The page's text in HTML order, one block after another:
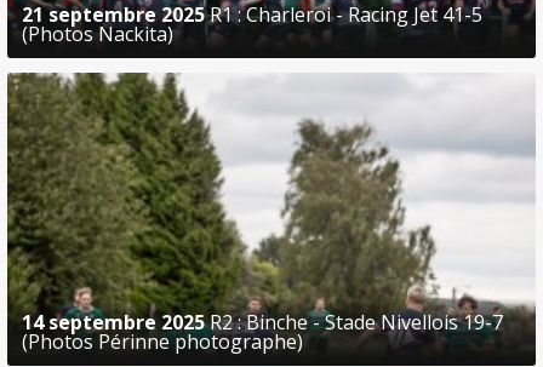
21 septembre 2025R1 : Charleroi - Racing Jet 41-5
(Photos Nackita)
14 septembre 2025R2 : Binche - Stade Nivellois 19-7
(Photos Périnne photographe)